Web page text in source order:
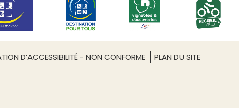
D’ACCESSIBILITÉ - NON CONFORME PLAN DU SITE